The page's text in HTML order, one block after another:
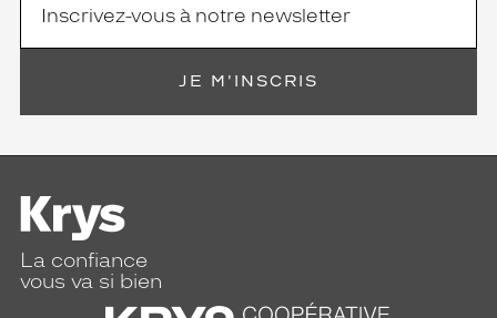
JE M'INSCRIS
La confiance
vous va si bien